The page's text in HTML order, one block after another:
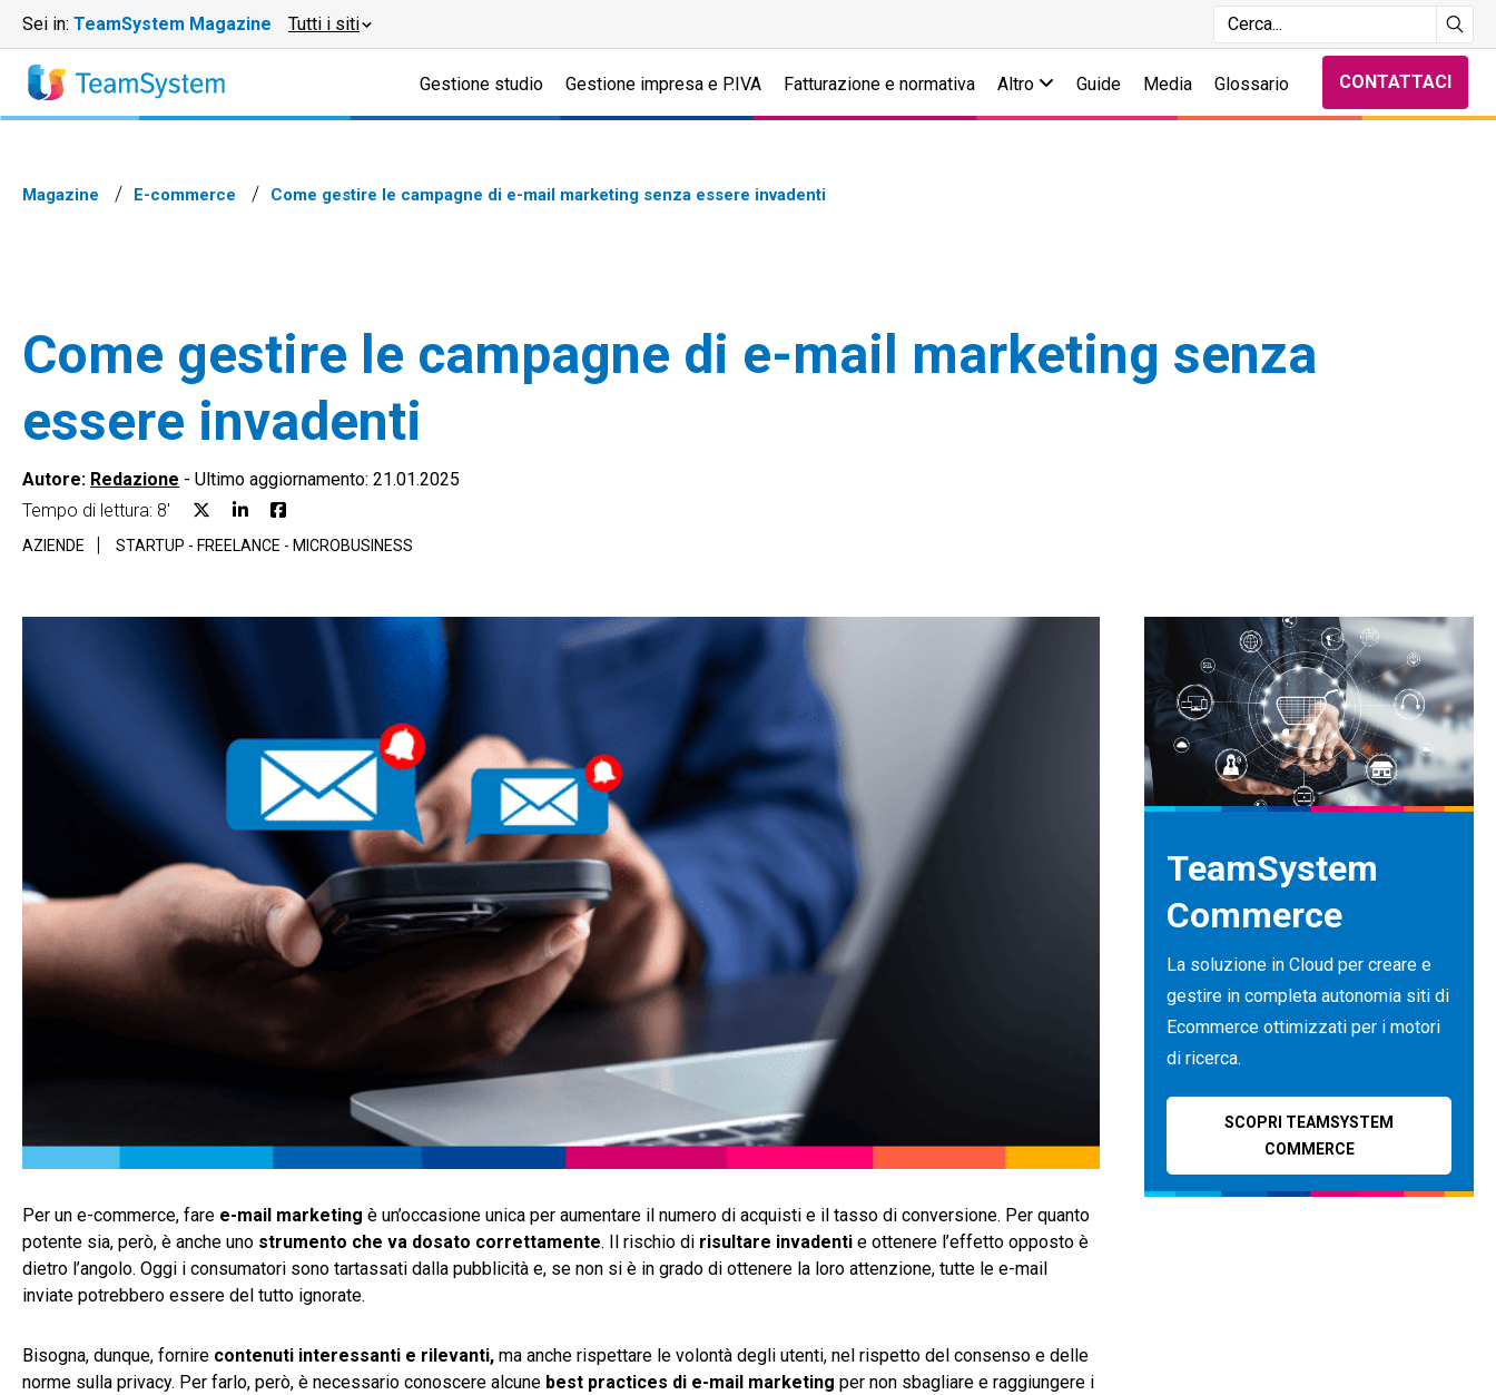
Sei in: TeamSystem Magazine Tutti i siti
Gestione studio Gestione impresa e P.IVA Fatturazione e normativa Altro Guide Media Glossario CONTATTACI
Magazine E-commerce Come gestire le campagne di e-mail marketing senza essere invadenti
Come gestire le campagne di e-mail marketing senza
essere invadenti
Autore: Redazione - Ultimo aggiornamento: 21.01.2025
Tempo di lettura: 8'
AZIENDE STARTUP - FREELANCE - MICROBUSINESS
Per un e-commerce, fare e-mail marketing è un’occasione unica per aumentare il numero di acquisti e il tasso di conversione. Per quanto
potente sia, però, è anche uno strumento che va dosato correttamente. Il rischio di risultare invadenti e ottenere l’effetto opposto è
dietro l’angolo. Oggi i consumatori sono tartassati dalla pubblicità e, se non si è in grado di ottenere la loro attenzione, tutte le e-mail
inviate potrebbero essere del tutto ignorate.
Bisogna, dunque, fornire contenuti interessanti e rilevanti, ma anche rispettare le volontà degli utenti, nel rispetto del consenso e delle
norme sulla privacy. Per farlo, però, è necessario conoscere alcune best practices di e-mail marketing per non sbagliare e raggiungere i
TeamSystem
Commerce
La soluzione in Cloud per creare e
gestire in completa autonomia siti di
Ecommerce ottimizzati per i motori
di ricerca.
SCOPRI TEAMSYSTEM
COMMERCE